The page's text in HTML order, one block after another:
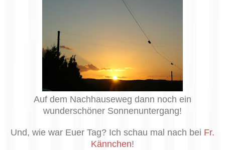
Auf dem Nachhauseweg dann noch ein
wunderschöner Sonnenuntergang!
Und, wie war Euer Tag? Ich schau mal nach bei Fr.
Kännchen!